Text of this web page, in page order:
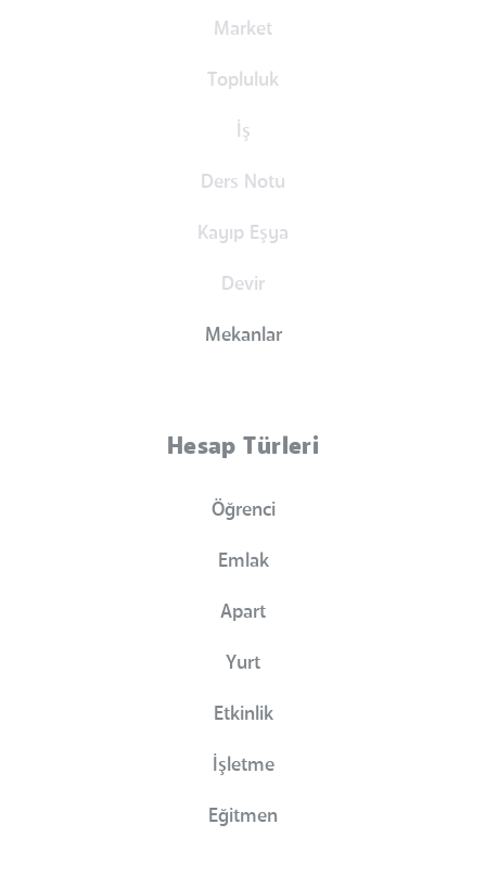
Market
Topluluk
İş
Ders Notu
Kayıp Eşya
Devir
Mekanlar
Hesap Türleri
Öğrenci
Emlak
Apart
Yurt
Etkinlik
İşletme
Eğitmen